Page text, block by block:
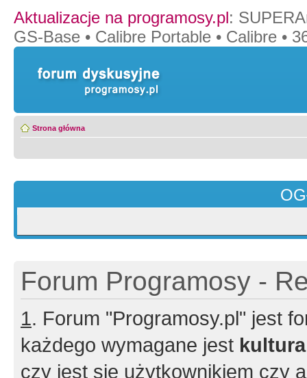
Aktualizacje na programosy.pl:
GS-Base • Calibre Portable • Calibre •
Strona główna
Forum Programosy -
1. Forum "Programosy.pl" jest
każdego wymagane jest
czy jest się użytkownikiem czy